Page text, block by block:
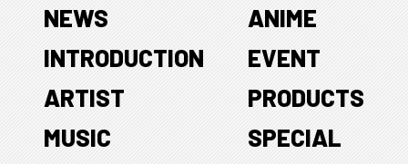
NEWS
INTRODUCTION
ARTIST
MUSIC
ANIME
EVENT
PRODUCTS
SPECIAL